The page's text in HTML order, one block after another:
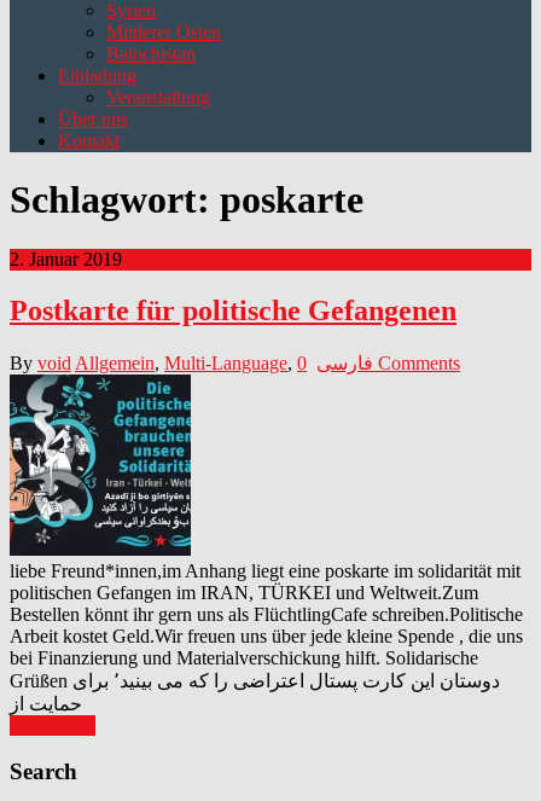
Syrien
Mittlerer Osten
Balochistan
Einladung
Veranstaltung
Über uns
Kontakt
Schlagwort: poskarte
2. Januar 2019
Postkarte für politische Gefangenen
By void Allgemein, Multi-Language, فارسی 0 Comments
liebe Freund*innen,im Anhang liegt eine poskarte im solidarität mit
politischen Gefangen im IRAN, TÜRKEI und Weltweit.Zum
Bestellen könnt ihr gern uns als FlüchtlingCafe schreiben.Politische
Arbeit kostet Geld.Wir freuen uns über jede kleine Spende , die uns
bei Finanzierung und Materialverschickung hilft. Solidarische
Grüßen دوستان این کارت پستال اعتراضی را که می بینید٬ برای
حمایت از
navigation
Search